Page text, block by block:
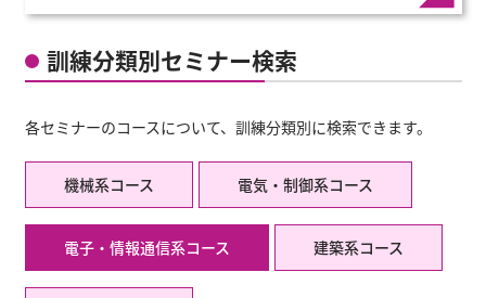
訓練分類別セミナー検索
各セミナーのコースについて、訓練分類別に検索できます。
機械系コース 電気・制御系コース
電子・情報通信系コース 建築系コース